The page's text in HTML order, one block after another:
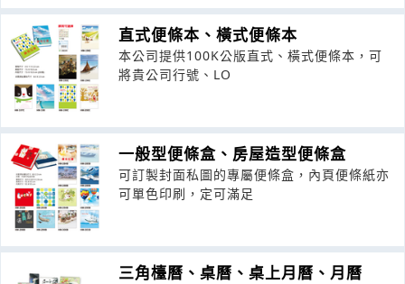
直式便條本、橫式便條本
本公司提供100K公版直式、橫式便條本，可
將貴公司行號、LO
一般型便條盒、房屋造型便條盒
可訂製封面私圖的專屬便條盒，內頁便條紙亦
可單色印刷，定可滿足
三角檯曆、桌曆、桌上月曆、月曆